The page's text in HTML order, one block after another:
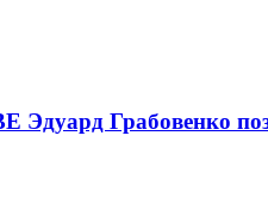
Эдуард Грабовенко